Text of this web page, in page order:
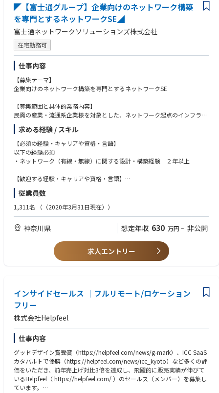
＜主な役割＞
・Helpfeelに関わる新規機能・製品の立ち上げ
・プロダクトやサービスに関わる横断性の高い業務
・大きな売上達成や戦略推進に関わるが、いずれの事業部にも分類するの
が難しい業務
＜具体的な業務例＞
・研究開発中のプロダクトの顧客説明/デモ提供/サポート
・大手顧客に特化した特別サポートの提供
・新製品を販売・提供するための事業部に向けたデリバリー活動
・プライシングルールの設計
・機能アップデートの発信
SE
ITコンサルタント
PdM（プロダクトマネージャー）
PMM（プロダクトマーケティングマネージャー）
プリセールスやセールスエンジニア
テクニカルサポートやサポートエンジニア
Webエンジニア
カスタマーサクセス
【求める人物像】
・チームメンバーや他部署のメンバーと協業できるコミュニケーション能
力がある方
・常にアウトカムを意識して業務に臨める方
社員インタビュー記事もあるのでぜひご覧ください。
https://note.helpfeel.com/n/ndef80ca47829
https://note.helpfeel.com/n/nf0c82a8a416a
◤【富士通グループ】企業向けのネットワーク構築
を専門とするネットワークSE◢
富士通ネットワークソリューションズ株式会社
在宅勤務可
仕事内容
【募集テーマ】
企業向けのネットワーク構築を専門とするネットワークSE
【募集範囲と具体的業務内容】
民需の産業・流通系企業様を対象とした、ネットワーク起点のインフラ系
ビジネス全般。
ネットワークに加え、セキュリティ、クラウドなどのコンサル・提案・設
計・構築や、プログラミングを活用した運用設計などを行います。役割は
サブリーダーまたはメンバーを想定しています。
【組織としてのミッション】
ョン業務
【個人に期待する役割やミッション】
お客様のネットワーク課題解決に向けた提案、設計、構築業務を、チーム
の一員として担っていただきます。お客様との対話を通じて課題を共有
し、チームメンバーと協力しながら最適なソリューションを提案・実現す
ることで、お客様のビジネスに貢献していただきます。
指したい方を歓迎します。 チームメンバーと協力しながらプロジェクトを
成功に導き、チーム全体の成長に貢献していただくことを期待していま
重要な社会インフラとなっている「ネットワーク」を核に、お客様価値を
提供し続けることで、社会課題の解決に貢献できます。 富士通グループで
唯一ネットワークをコアスキルとしたコンサル・提案から設計・構築・施
工・保守運用までをワンストップで提供できる会社であり、様々なベンダ
ー機器・サービスや多数の最先端技術を活かしたネットワークの構築が可
能です。 お客様は産業・流通系の広い範囲をカバーしており、業種・規
模・信頼性などの特性に応じたネットワーク提案・構築を経験すること
で、多様なスキル・ノウハウを習得することが可能です。
【担当業界・業種】
メーカー(電気・電子・機械系)
求める経験 / スキル
【必須の経験・キャリアや資格・言語】
以下の経験必須
・ネットワーク（有線・無線）に関する設計・構築経験 ２年以上
【歓迎する経験・キャリアや資格・言語】
以下の経験があること
・CCNA、ネットワークスペシャリストなどのNW資格レベル
以下経験がある方歓迎
・自動化対応経験(プログラミング(Python)、API連携、Ansibleなど)
・セキュリティ対応経験(ペネトレーションテスト、フォレンジックなど)
・クラウド構築・運用経験(AWS、Azureなど)
従業員数
1,311名 （（2020年3月31日現在））
神奈川県 想定年収 630 万円 ~ 非公開
求人エントリー
インサイドセールス ｜フルリモート/ロケーション
フリー
株式会社Helpfeel
仕事内容
グッドデザイン賞受賞（https://helpfeel.com/news/g-mark）、ICC SaaS
カタパルトで優勝（https://helpfeel.com/news/icc_kyoto）など多くの評
価をいただき、前年売上げ対比3倍を達成し、飛躍的に販売実績が伸びて
いるHelpfeel（ https://helpfeel.com/ ）のセールス（メンバー）を募集し
ています。